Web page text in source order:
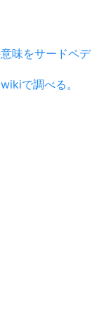
味をサードペ
で調べる。